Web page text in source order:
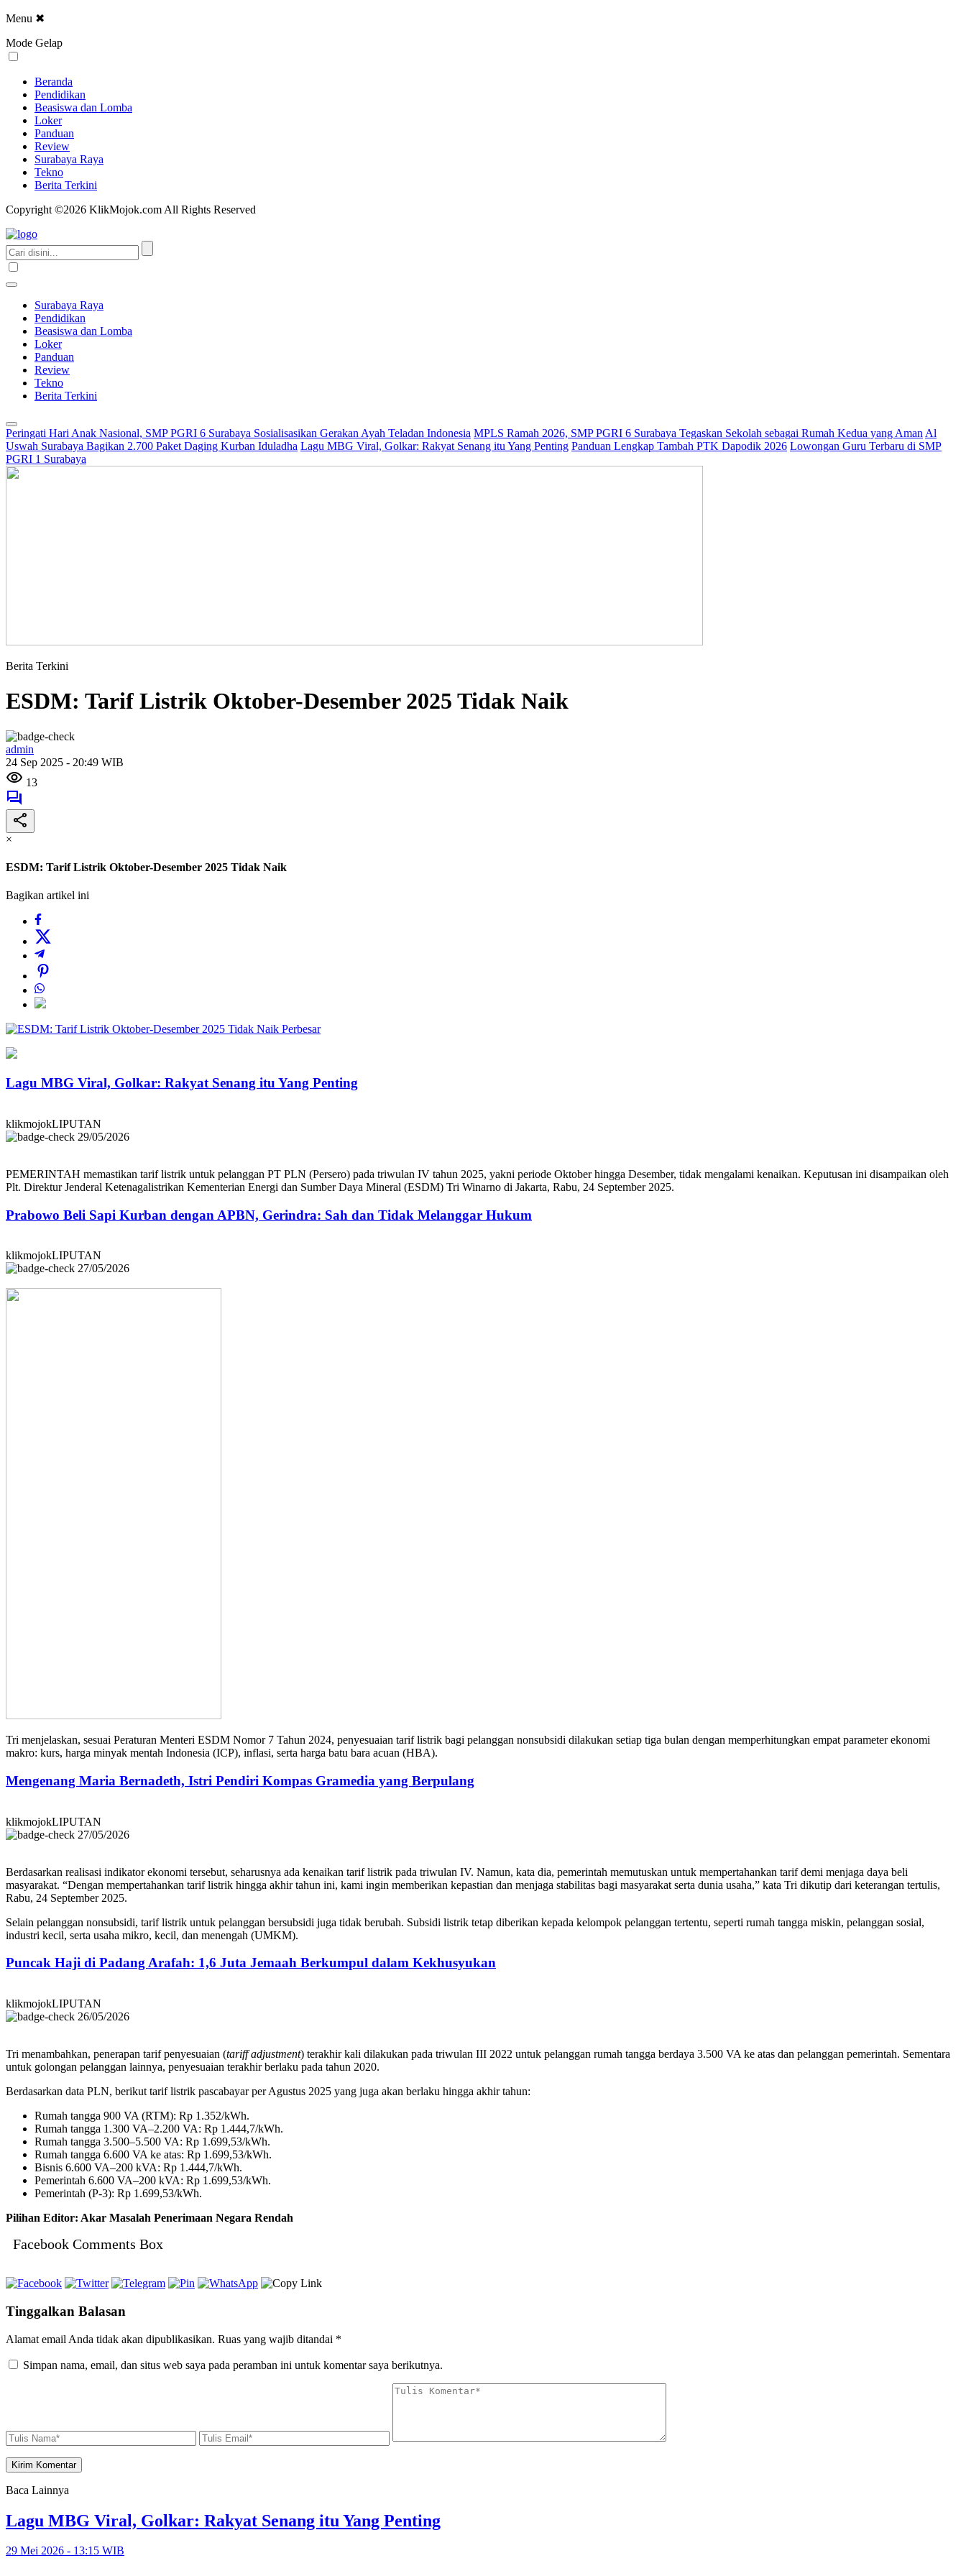
Menu ✖
Mode Gelap
Beranda
Pendidikan
Beasiswa dan Lomba
Loker
Panduan
Review
Surabaya Raya
Tekno
Berita Terkini
Copyright ©2026 KlikMojok.com All Rights Reserved
Surabaya Raya
Pendidikan
Beasiswa dan Lomba
Loker
Panduan
Review
Tekno
Berita Terkini
Peringati Hari Anak Nasional, SMP PGRI 6 Surabaya Sosialisasikan Gerakan Ayah Teladan Indonesia MPLS Ramah 2026, SMP PGRI 6 Surabaya Tegaskan Sekolah sebagai Rumah Kedua yang Aman Al
Uswah Surabaya Bagikan 2.700 Paket Daging Kurban Iduladha Lagu MBG Viral, Golkar: Rakyat Senang itu Yang Penting Panduan Lengkap Tambah PTK Dapodik 2026 Lowongan Guru Terbaru di SMP
PGRI 1 Surabaya
Berita Terkini
ESDM: Tarif Listrik Oktober-Desember 2025 Tidak Naik
admin
24 Sep 2025 - 20:49 WIB
13
×
ESDM: Tarif Listrik Oktober-Desember 2025 Tidak Naik
Bagikan artikel ini
Perbesar
Lagu MBG Viral, Golkar: Rakyat Senang itu Yang Penting
klikmojokLIPUTAN
29/05/2026
PEMERINTAH memastikan tarif listrik untuk pelanggan PT PLN (Persero) pada triwulan IV tahun 2025, yakni periode Oktober hingga Desember, tidak mengalami kenaikan. Keputusan ini disampaikan oleh
Plt. Direktur Jenderal Ketenagalistrikan Kementerian Energi dan Sumber Daya Mineral (ESDM) Tri Winarno di Jakarta, Rabu, 24 September 2025.
Prabowo Beli Sapi Kurban dengan APBN, Gerindra: Sah dan Tidak Melanggar Hukum
klikmojokLIPUTAN
27/05/2026
Tri menjelaskan, sesuai Peraturan Menteri ESDM Nomor 7 Tahun 2024, penyesuaian tarif listrik bagi pelanggan nonsubsidi dilakukan setiap tiga bulan dengan memperhitungkan empat parameter ekonomi
makro: kurs, harga minyak mentah Indonesia (ICP), inflasi, serta harga batu bara acuan (HBA).
Mengenang Maria Bernadeth, Istri Pendiri Kompas Gramedia yang Berpulang
klikmojokLIPUTAN
27/05/2026
Berdasarkan realisasi indikator ekonomi tersebut, seharusnya ada kenaikan tarif listrik pada triwulan IV. Namun, kata dia, pemerintah memutuskan untuk mempertahankan tarif demi menjaga daya beli
masyarakat. “Dengan mempertahankan tarif listrik hingga akhir tahun ini, kami ingin memberikan kepastian dan menjaga stabilitas bagi masyarakat serta dunia usaha,” kata Tri dikutip dari keterangan tertulis,
Rabu, 24 September 2025.
Selain pelanggan nonsubsidi, tarif listrik untuk pelanggan bersubsidi juga tidak berubah. Subsidi listrik tetap diberikan kepada kelompok pelanggan tertentu, seperti rumah tangga miskin, pelanggan sosial,
industri kecil, serta usaha mikro, kecil, dan menengah (UMKM).
Puncak Haji di Padang Arafah: 1,6 Juta Jemaah Berkumpul dalam Kekhusyukan
klikmojokLIPUTAN
26/05/2026
Tri menambahkan, penerapan tarif penyesuaian (tariff adjustment) terakhir kali dilakukan pada triwulan III 2022 untuk pelanggan rumah tangga berdaya 3.500 VA ke atas dan pelanggan pemerintah. Sementara
untuk golongan pelanggan lainnya, penyesuaian terakhir berlaku pada tahun 2020.
Berdasarkan data PLN, berikut tarif listrik pascabayar per Agustus 2025 yang juga akan berlaku hingga akhir tahun:
Rumah tangga 900 VA (RTM): Rp 1.352/kWh.
Rumah tangga 1.300 VA–2.200 VA: Rp 1.444,7/kWh.
Rumah tangga 3.500–5.500 VA: Rp 1.699,53/kWh.
Rumah tangga 6.600 VA ke atas: Rp 1.699,53/kWh.
Bisnis 6.600 VA–200 kVA: Rp 1.444,7/kWh.
Pemerintah 6.600 VA–200 kVA: Rp 1.699,53/kWh.
Pemerintah (P-3): Rp 1.699,53/kWh.
Pilihan Editor: Akar Masalah Penerimaan Negara Rendah
Facebook Comments Box
Tinggalkan Balasan
Alamat email Anda tidak akan dipublikasikan. Ruas yang wajib ditandai *
Simpan nama, email, dan situs web saya pada peramban ini untuk komentar saya berikutnya.
Baca Lainnya
Lagu MBG Viral, Golkar: Rakyat Senang itu Yang Penting
29 Mei 2026 - 13:15 WIB